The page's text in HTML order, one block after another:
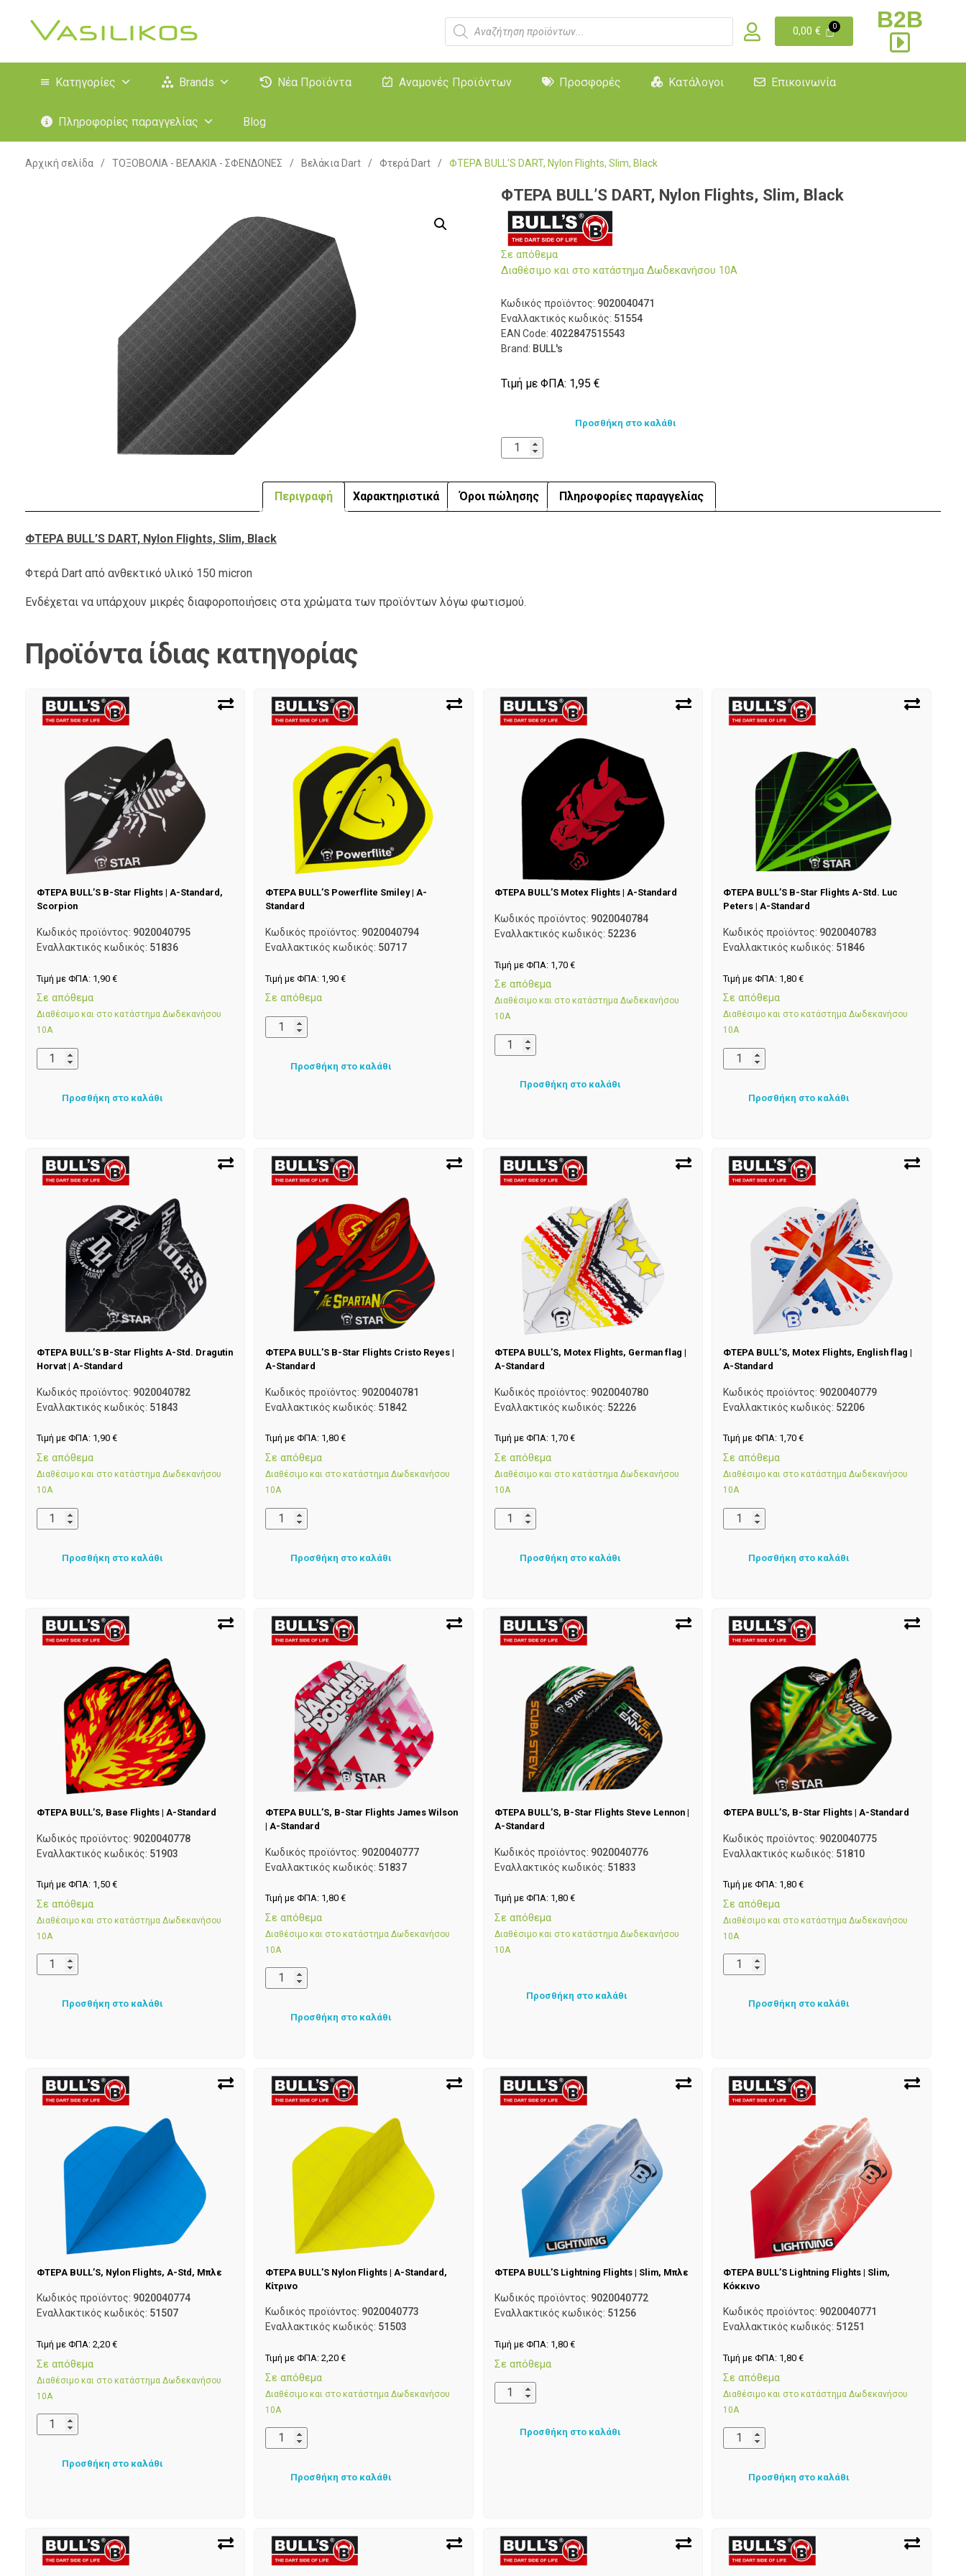
0,00€ B2B
Κατηγορίες Brands Νέα Προϊόντα Αναμονές Προϊόντων Προσφορές Κατάλογοι Επικοινωνία
Πληροφορίες παραγγελίας Blog
Αρχική σελίδα / ΤΟΞΟΒΟΛΙΑ - ΒΕΛΑΚΙΑ - ΣΦΕΝΔΟΝΕΣ / Βελάκια Dart / Φτερά Dart / ΦΤΕΡΑ BULL’S DART, Nylon Flights, Slim, Black
ΦΤΕΡΑ BULL’S DART, Nylon Flights, Slim, Black
Σε απόθεμα
Διαθέσιμο και στο κατάστημα Δωδεκανήσου 10Α
Κωδικός προϊόντος: 9020040471
Εναλλακτικός κωδικός: 51554
EAN Code:4022847515543
Brand: BULL's
Τιμή με ΦΠΑ: 1,95€
Προσθήκη στο καλάθι
Περιγραφή Χαρακτηριστικά Όροι πώλησης Πληροφορίες παραγγελίας
ΦΤΕΡΑ ΒULL’S DART, Nylon Flights, Slim, Black
Φτερά Dart από ανθεκτικό υλικό 150 micron
Ενδέχεται να υπάρχουν μικρές διαφοροποιήσεις στα χρώματα των προϊόντων λόγω φωτισμού.
Προϊόντα ίδιας κατηγορίας
ΦΤΕΡΑ BULL’S B-Star Flights | A-Standard,
Scorpion
Κωδικός προϊόντος: 9020040795
Εναλλακτικός κωδικός: 51836
Τιμή με ΦΠΑ: 1,90 €
Σε απόθεμα
Διαθέσιμο και στο κατάστημα Δωδεκανήσου
10Α
Προσθήκη στο καλάθι
ΦΤΕΡΑ BULL’S Powerflite Smiley | A-
Standard
Κωδικός προϊόντος: 9020040794
Εναλλακτικός κωδικός: 50717
Τιμή με ΦΠΑ: 1,90€
Σε απόθεμα
Προσθήκη στο καλάθι
ΦΤΕΡΑ BULL’S Motex Flights | A-Standard
Κωδικός προϊόντος: 9020040784
Εναλλακτικός κωδικός: 52236
Τιμή με ΦΠΑ: 1,70 €
Σε απόθεμα
Διαθέσιμο και στο κατάστημα Δωδεκανήσου
10Α
Προσθήκη στο καλάθι
ΦΤΕΡΑ BULL’S B-Star Flights A-Std. Luc
Peters | A-Standard
Κωδικός προϊόντος: 9020040783
Εναλλακτικός κωδικός: 51846
Τιμή με ΦΠΑ: 1,80€
Σε απόθεμα
Διαθέσιμο και στο κατάστημα Δωδεκανήσου
10Α
Προσθήκη στο καλάθι
ΦΤΕΡΑ BULL’S B-Star Flights A-Std. Dragutin
Horvat | A-Standard
Κωδικός προϊόντος: 9020040782
Εναλλακτικός κωδικός: 51843
Τιμή με ΦΠΑ: 1,90 €
Σε απόθεμα
Διαθέσιμο και στο κατάστημα Δωδεκανήσου
10Α
Προσθήκη στο καλάθι
ΦΤΕΡΑ BULL’S B-Star Flights Cristo Reyes |
A-Standard
Κωδικός προϊόντος: 9020040781
Εναλλακτικός κωδικός: 51842
Τιμή με ΦΠΑ: 1,80€
Σε απόθεμα
Διαθέσιμο και στο κατάστημα Δωδεκανήσου
10Α
Προσθήκη στο καλάθι
ΦΤΕΡΑ BULL’S, Motex Flights, German flag |
A-Standard
Κωδικός προϊόντος: 9020040780
Εναλλακτικός κωδικός: 52226
Τιμή με ΦΠΑ: 1,70 €
Σε απόθεμα
Διαθέσιμο και στο κατάστημα Δωδεκανήσου
10Α
Προσθήκη στο καλάθι
ΦΤΕΡΑ BULL’S, Motex Flights, English flag |
A-Standard
Κωδικός προϊόντος: 9020040779
Εναλλακτικός κωδικός: 52206
Τιμή με ΦΠΑ: 1,70€
Σε απόθεμα
Διαθέσιμο και στο κατάστημα Δωδεκανήσου
10Α
Προσθήκη στο καλάθι
ΦΤΕΡΑ BULL’S, Base Flights | A-Standard
Κωδικός προϊόντος: 9020040778
Εναλλακτικός κωδικός: 51903
Τιμή με ΦΠΑ: 1,50 €
Σε απόθεμα
Διαθέσιμο και στο κατάστημα Δωδεκανήσου
10Α
Προσθήκη στο καλάθι
ΦΤΕΡΑ BULL’S, B-Star Flights James Wilson
| A-Standard
Κωδικός προϊόντος: 9020040777
Εναλλακτικός κωδικός: 51837
Τιμή με ΦΠΑ: 1,80€
Σε απόθεμα
Διαθέσιμο και στο κατάστημα Δωδεκανήσου
10Α
Προσθήκη στο καλάθι
ΦΤΕΡΑ BULL’S, B-Star Flights Steve Lennon |
A-Standard
Κωδικός προϊόντος: 9020040776
Εναλλακτικός κωδικός: 51833
Τιμή με ΦΠΑ: 1,80 €
Σε απόθεμα
Διαθέσιμο και στο κατάστημα Δωδεκανήσου
10Α
Προσθήκη στο καλάθι
ΦΤΕΡΑ BULL’S, B-Star Flights | A-Standard
Κωδικός προϊόντος: 9020040775
Εναλλακτικός κωδικός: 51810
Τιμή με ΦΠΑ: 1,80€
Σε απόθεμα
Διαθέσιμο και στο κατάστημα Δωδεκανήσου
10Α
Προσθήκη στο καλάθι
ΦΤΕΡΑ BULL’S, Nylon Flights, A-Std, Μπλε
Κωδικός προϊόντος: 9020040774
Εναλλακτικός κωδικός: 51507
Τιμή με ΦΠΑ: 2,20 €
Σε απόθεμα
Διαθέσιμο και στο κατάστημα Δωδεκανήσου
10Α
Προσθήκη στο καλάθι
ΦΤΕΡΑ BULL’S Nylon Flights | A-Standard,
Κίτρινο
Κωδικός προϊόντος: 9020040773
Εναλλακτικός κωδικός: 51503
Τιμή με ΦΠΑ:2,20€
Σε απόθεμα
Διαθέσιμο και στο κατάστημα Δωδεκανήσου
10Α
Προσθήκη στο καλάθι
ΦΤΕΡΑ BULL’S Lightning Flights | Slim, Μπλε
Κωδικός προϊόντος: 9020040772
Εναλλακτικός κωδικός: 51256
Τιμή με ΦΠΑ: 1,80 €
Σε απόθεμα
Προσθήκη στο καλάθι
ΦΤΕΡΑ BULL’S Lightning Flights | Slim,
Κόκκινο
Κωδικός προϊόντος: 9020040771
Εναλλακτικός κωδικός: 51251
Τιμή με ΦΠΑ: 1,80€
Σε απόθεμα
Διαθέσιμο και στο κατάστημα Δωδεκανήσου
10Α
Προσθήκη στο καλάθι